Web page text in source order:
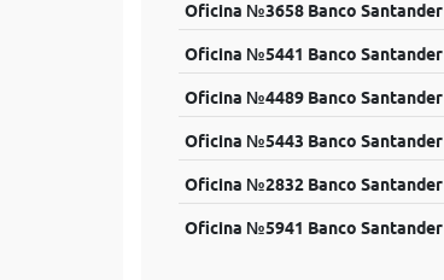
Oficina №3658 Banco Santander
Oficina №5441 Banco Santander
Oficina №4489 Banco Santander
Oficina №5443 Banco Santander
Oficina №2832 Banco Santander
Oficina №5941 Banco Santander